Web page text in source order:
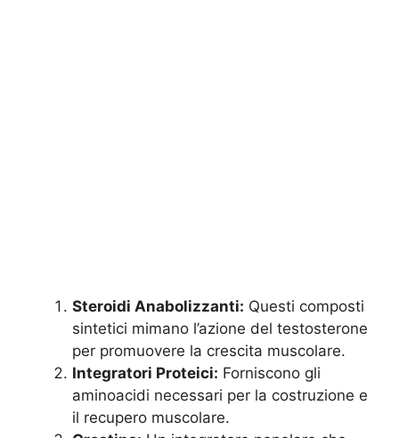
Steroidi Anabolizzanti: Questi composti
sintetici mimano l’azione del testosterone
per promuovere la crescita muscolare.
Integratori Proteici: Forniscono gli
aminoacidi necessari per la costruzione e
il recupero muscolare.